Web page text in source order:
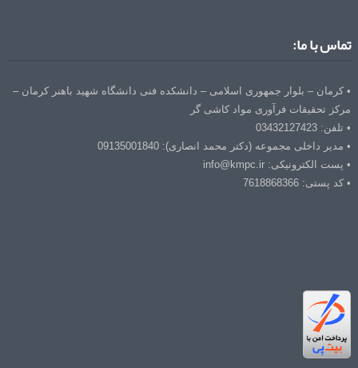
تماس با ما:
• کرمان – بلوار جمهوری اسلامی – دانشکده فنی دانشگاه شهید باهنر کرمان –
مرکز تحقیقات فرآوری مواد کاشی گر
• تلفن: 03432127423
• مدیر داخلی مجموعه (دکتر محمد انصاری): 09135001840
• پست الکترونیکی: info@kmpc.ir
• کد پستی: 7618868366